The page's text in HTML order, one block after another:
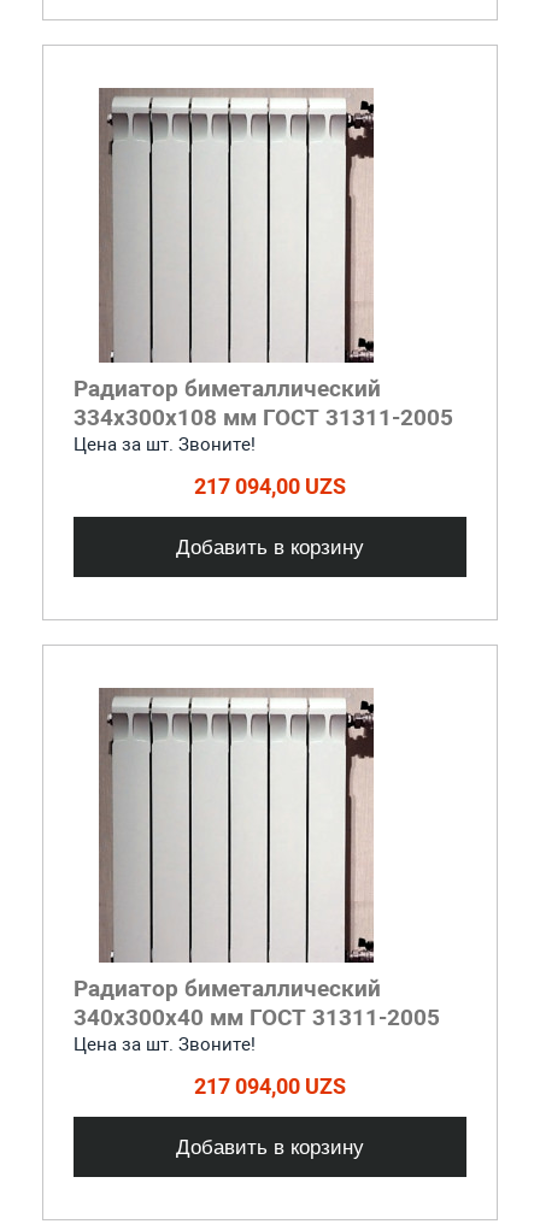
Радиатор биметаллический
334x300x108 мм ГОСТ 31311-2005
Цена за шт. Звоните!
217 094,00 UZS
Добавить в корзину
Радиатор биметаллический
340x300x40 мм ГОСТ 31311-2005
Цена за шт. Звоните!
217 094,00 UZS
Добавить в корзину